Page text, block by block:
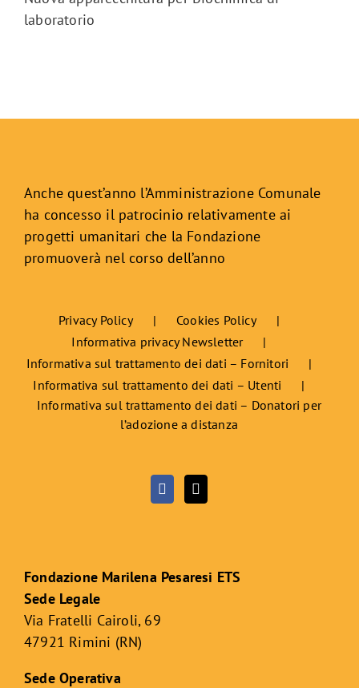
laboratorio
Anche quest’anno l’Amministrazione Comunale
ha concesso il patrocinio relativamente ai
progetti umanitari che la Fondazione
promuoverà nel corso dell’anno
Privacy Policy
Cookies Policy
Informativa privacy Newsletter
Informativa sul trattamento dei dati – Fornitori
Informativa sul trattamento dei dati – Utenti
Informativa sul trattamento dei dati – Donatori per
l’adozione a distanza
Fondazione Marilena Pesaresi ETS
Sede Legale
Via Fratelli Cairoli, 69
47921 Rimini (RN)
Sede Operativa